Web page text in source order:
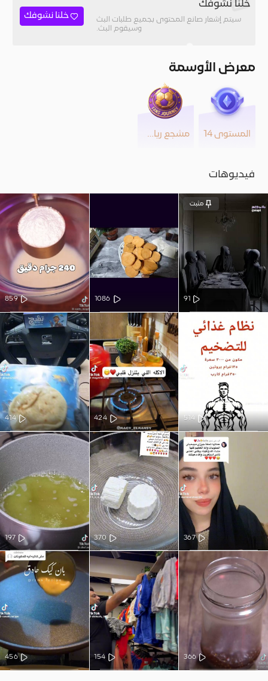
خلنا نشوفك
سيتم إشعار صانع المحتوى بجميع طلبات البث
وسيقوم البث.
خلنا نشوفك
معرض الأوسمة
المستوى 14 مشجع رياضي
فيديوهات
91
مثبت
1086
859
514
424
414
367
370
197
366
154
456